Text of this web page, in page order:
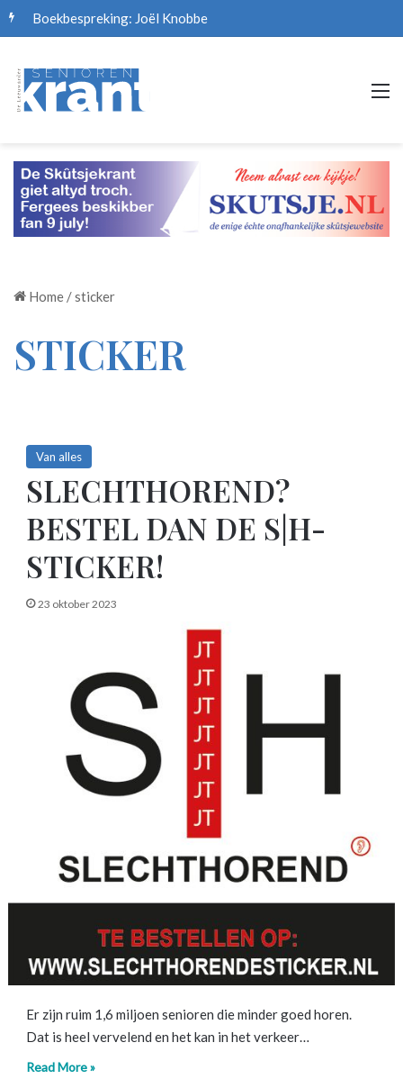
Boekbespreking: Joël Knobbe
Home /sticker
STICKER
Van alles
SLECHTHOREND?
BESTEL DAN DE S|H-
STICKER!
23 oktober 2023
Er zijn ruim 1,6 miljoen senioren die minder goed horen.
Dat is heel vervelend en het kan in het verkeer…
Read More »